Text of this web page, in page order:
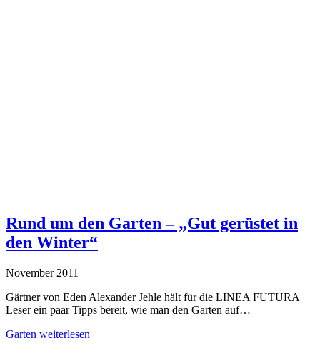
Rund um den Garten – „Gut gerüstet in
den Winter“
November 2011
Gärtner von Eden Alexander Jehle hält für die LINEA FUTURA
Leser ein paar Tipps bereit, wie man den Garten auf…
Garten weiterlesen